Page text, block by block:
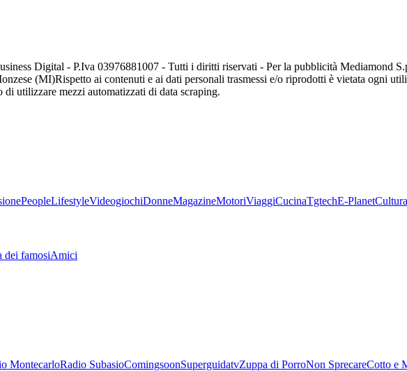
Digital - P.Iva 03976881007 - Tutti i diritti riservati - Per la pubblicità Mediamond
(MI)Rispetto ai contenuti e ai dati personali trasmessi e/o riprodotti è vietata ogni
utilizzare mezzi automatizzati di data scraping.
PeopleLifestyleVideogiochiDonneMagazineMotoriViaggiCucinaTgtechE-PlanetCultura
dei famosiAmici
MontecarloRadio SubasioComingsoonSuperguidatvZuppa di PorroNon SprecareCotto e